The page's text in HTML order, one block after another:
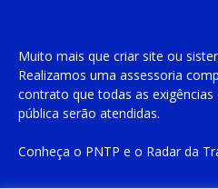
Muito mais que criar site ou
Realizamos uma assessoria
contrato que todas as exigências
pública serão atendidas.
Conheça o PNTP e o Radar da